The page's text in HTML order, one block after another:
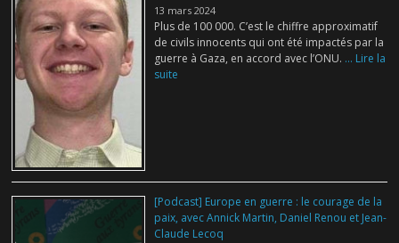
13 mars 2024
Plus de 100 000. C’est le chiffre approximatif
de civils innocents qui ont été impactés par la
guerre à Gaza, en accord avec l’ONU. ... Lire la
suite
[Podcast] Europe en guerre : le courage de la
paix, avec Annick Martin, Daniel Renou et Jean-
Claude Lecoq